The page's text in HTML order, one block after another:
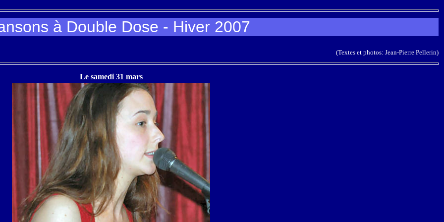
à Double Dose - Hiver 2007
(Textes et photos: Jean-Pierre Pellerin)
Le samedi 31 mars